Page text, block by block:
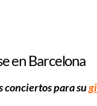
en Barcelona
conciertos para su